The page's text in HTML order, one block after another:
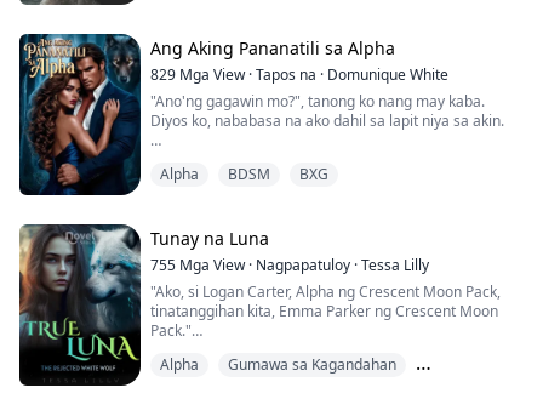
sitwasyon dahil hindi niya matagpuan ang kanyang
kaluluwa. Parang lahat ng bagay ay nagtutulak sa
kanya na gaw...
Ang Aking Pananatili sa Alpha
829 Mga View·Tapos na · Domunique White
"Ano'ng gagawin mo?", tanong ko nang may kaba.
Diyos ko, nababasa na ako dahil sa lapit niya sa akin.
hanggang paa."
counter, pumuwesto sa pagitan ng mga hita ko at
nagsimulang humalik at dumila sa akin.
Nang marating ng dila niya ang leeg ko, nanginig ako.
Lalo akong nabasa.
Umiinit na ang k...
Alpha BDSM BXG
Tunay na Luna
755 Mga View· Nagpapatuloy ·Tessa Lilly
"Ako, si Logan Carter, Alpha ng Crescent Moon Pack,
tinatanggihan kita, Emma Parker ng Crescent Moon
Pack."
Ramdam ko ang pagkaputol ng puso ko. Si Leon ay
Alpha
Gumawa sa Kagandahan